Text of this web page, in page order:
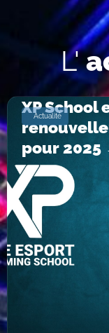
L'
XP School
pour 2025
Actualité